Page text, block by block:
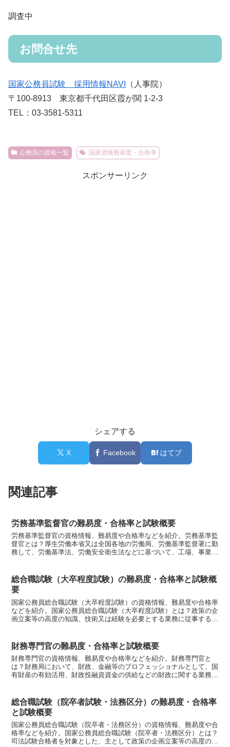
調査中
お問合せ先
国家公務員試験 採用情報NAVI
（人事院）
〒100-8913 東京都千代田区霞が関 1-2-3
TEL：03-3581-5311
公務員の資格一覧 国家資格難易度・合格率
スポンサーリンク
シェアする
X Facebook はてブ
関連記事
労務基準監督官の難易度・合格率と試験概要
労務基準監督官の資格情報、難易度や合格率などを紹介。労務基準監
督官とは？厚生労働本省又は全国各地の労働局、労働基準監督署に勤
務して、労働基準法、労働安全衛生法などに基づいて、工場、事業場
総合職試験（大卒程度試験）の難易度・合格率と試験概
要
国家公務員総合職試験（大卒程度試験）の資格情報、難易度や合格率
などを紹介。国家公務員総合職試験（大卒程度試験）とは？政策の企
画立案等の高度の知識、技術又は経験を必要とする業務に従事する係
財務専門官の難易度・合格率と試験概要
財務専門官の資格情報、難易度や合格率などを紹介。財務専門官と
は？財務局において、財政、金融等のプロフェッショナルとして、国
有財産の有効活用、財政投融資資金の供給などの財政に関する業務
総合職試験（院卒者試験・法務区分）の難易度・合格率
と試験概要
国家公務員総合職試験（院卒者・法務区分）の資格情報、難易度や合
格率などを紹介。国家公務員総合職試験（院卒者・法務区分）とは？
司法試験合格者を対象とした、主として政策の企画立案等の高度の知